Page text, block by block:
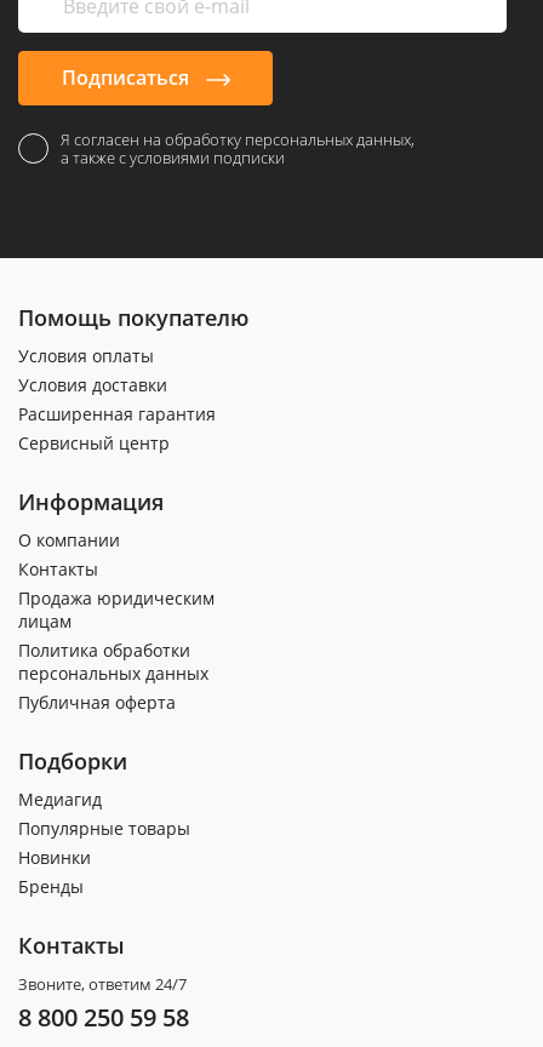
Подписаться
Я согласен на обработку персональных данных,
а также с условиями подписки
Помощь покупателю
Условия оплаты
Условия доставки
Расширенная гарантия
Сервисный центр
Информация
О компании
Контакты
Продажа юридическим
лицам
Политика обработки
персональных данных
Публичная оферта
Подборки
Медиагид
Популярные товары
Новинки
Бренды
Контакты
Звоните, ответим 24/7
8 800 250 59 58